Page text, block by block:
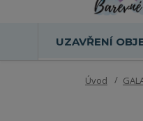
UZAVŘENÍ
Úvod